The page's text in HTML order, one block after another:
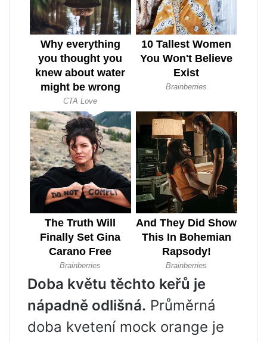
Doba květu těchto keřů je
nápadně odlišná. Průměrná
doba kvetení mock orange je